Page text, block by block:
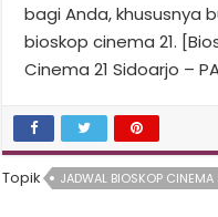
bagi Anda, khususnya
bioskop cinema 21.
Cinema 21 Sidoarjo –
Topik JADWAL BIOSKOP CINEMA